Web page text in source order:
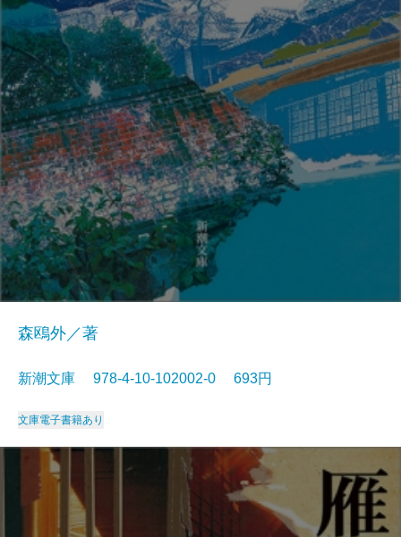
森鴎外／著
新潮文庫 978-4-10-102002-0 693円
文庫電子書籍あり